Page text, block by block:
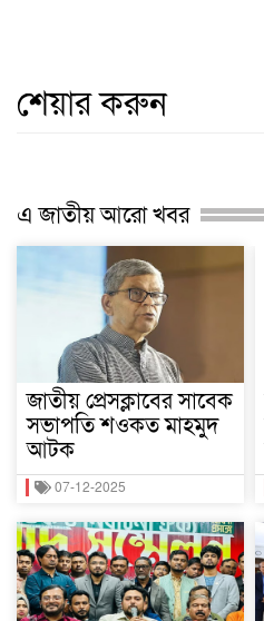
শেয়ার করুন
এ জাতীয় আরো খবর
জাতীয় প্রেসক্লাবের সাবেক
সভাপতি শওকত মাহমুদ
আটক
07-12-2025